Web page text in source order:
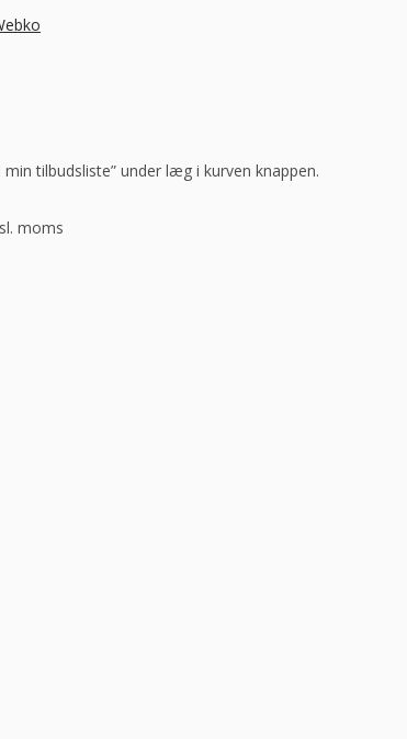
tilbudsliste” under læg i kurven knappen.
moms